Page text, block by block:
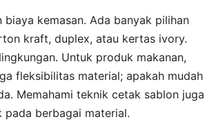
kemasan. Ada banyak pilihan
kraft, duplex, atau kertas ivory.
Untuk produk makanan,
fleksibilitas material; apakah mudah
Memahami teknik cetak sablon juga
berbagai material.